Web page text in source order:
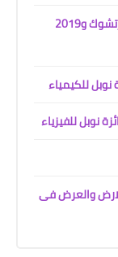
نوبل في الادب 2018 للبولندية اولغا توكارتشوك و2019
للكيمياء
نوبل للفيزياء
والعرض فى